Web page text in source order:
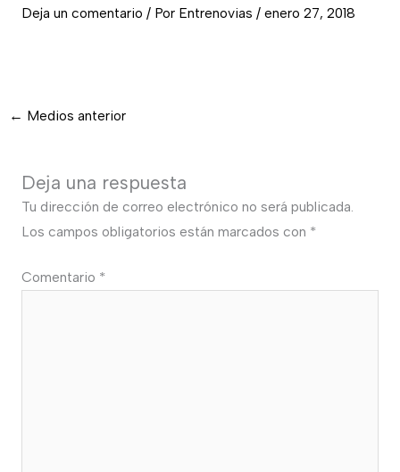
Deja un comentario / Por Entrenovias / enero 27, 2018
← Medios anterior
Deja una respuesta
Tu dirección de correo electrónico no será publicada.
Los campos obligatorios están marcados con *
Comentario *